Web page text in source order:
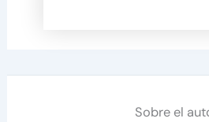
Sobre el